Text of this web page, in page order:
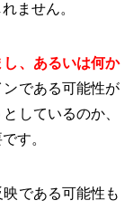
ません。
し、あるいは何か
である可能性が
しているのか、
す。
である可能性も